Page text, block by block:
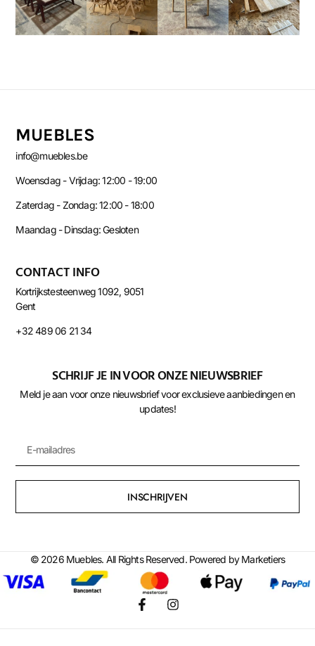
MUEBLES
info@muebles.be
Woensdag - Vrijdag: 12:00 - 19:00
Zaterdag - Zondag: 12:00 - 18:00
Maandag - Dinsdag: Gesloten
CONTACT INFO
Kortrijkstesteenweg 1092, 9051
Gent
+32 489 06 21 34
SCHRIJF JE IN VOOR ONZE NIEUWSBRIEF
Meld je aan voor onze nieuwsbrief voor exclusieve aanbiedingen en
updates!
INSCHRIJVEN
© 2026 Muebles. All Rights Reserved. Powered by Marketiers
F
a
I